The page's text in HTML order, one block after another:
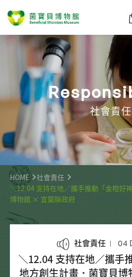
Responsi
社會責任
HOME
社會責任
＼12.04 支持在地／攜手推動「金柑好
博物館 × 宜蘭縣政府
社會責任 04
＼12.04 支持在地／攜手
地方創生計畫．菌寶貝